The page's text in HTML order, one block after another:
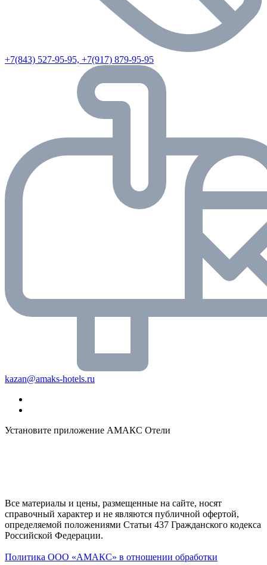
+7(843) 527-95-95, +7(917) 879-95-95
kazan@amaks-hotels.ru
Установите приложение АМАКС Отели
Все материалы и цены, размещенные на сайте, носят
справочный характер и не являются публичной офертой,
определяемой положениями Статьи 437 Гражданского кодекса
Российской Федерации.
Политика ООО «АМАКС» в отношении обработки